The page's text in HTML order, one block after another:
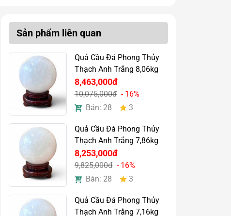
Sản phẩm liên quan
Quả Cầu Đá Phong Thủy
Thạch Anh Trắng 8,06kg
8,463,000đ
10,075,000đ - 16%
Bán: 28
3
Quả Cầu Đá Phong Thủy
Thạch Anh Trắng 7,86kg
8,253,000đ
9,825,000đ - 16%
Bán: 28
3
Quả Cầu Đá Phong Thủy
Thạch Anh Trắng 7,16kg